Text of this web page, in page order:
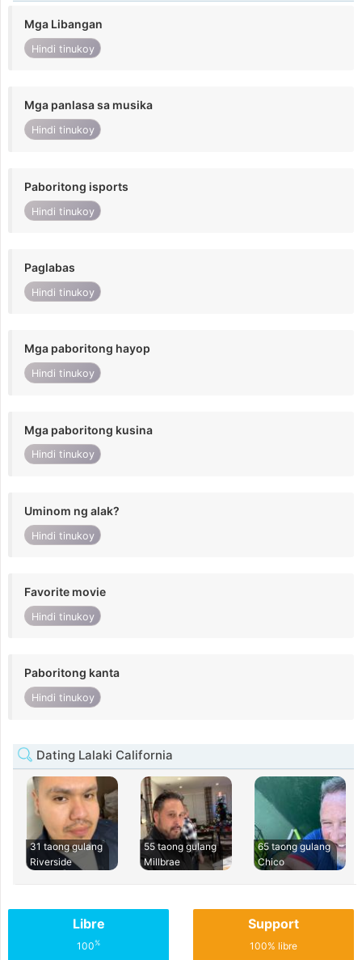
Mga Libangan
Hindi tinukoy
Mga panlasa sa musika
Hindi tinukoy
Paboritong isports
Hindi tinukoy
Paglabas
Hindi tinukoy
Mga paboritong hayop
Hindi tinukoy
Mga paboritong kusina
Hindi tinukoy
Uminom ng alak?
Hindi tinukoy
Favorite movie
Hindi tinukoy
Paboritong kanta
Hindi tinukoy
Dating Lalaki California
31 taong gulang
Riverside
55 taong gulang
Millbrae
65 taong gulang
Chico
Libre
100%
Support
100% libre